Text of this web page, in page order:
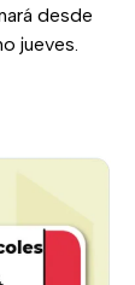
desde
jueves.